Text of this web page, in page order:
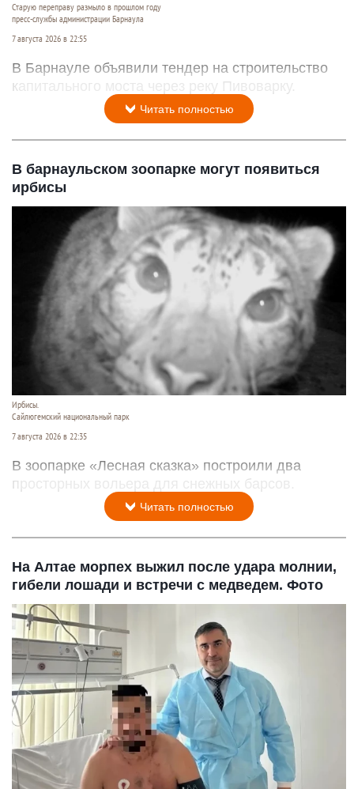
Старую переправу размыло в прошлом году
пресс-службы администрации Барнаула
7 августа 2026 в 22:55
В Барнауле объявили тендер на строительство
капитального моста через реку Пивоварку.
Читать полностью
В барнаульском зоопарке могут появиться
ирбисы
Ирбисы.
Сайлюгемский национальный парк
7 августа 2026 в 22:35
В зоопарке «Лесная сказка» построили два
просторных вольера для снежных барсов.
Читать полностью
На Алтае морпех выжил после удара молнии,
гибели лошади и встречи с медведем. Фото